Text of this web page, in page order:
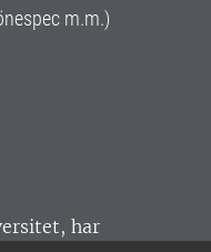
m.m.)
har